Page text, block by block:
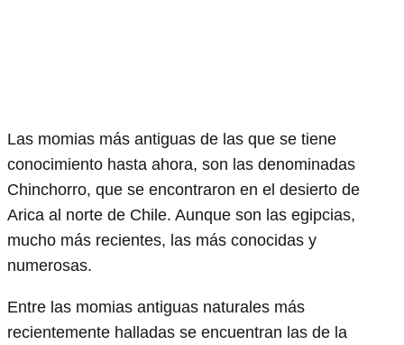
Las momias más antiguas de las que se tiene
conocimiento hasta ahora, son las denominadas
Chinchorro, que se encontraron en el desierto de
Arica al norte de Chile. Aunque son las egipcias,
mucho más recientes, las más conocidas y
numerosas.
Entre las momias antiguas naturales más
recientemente halladas se encuentran las de la